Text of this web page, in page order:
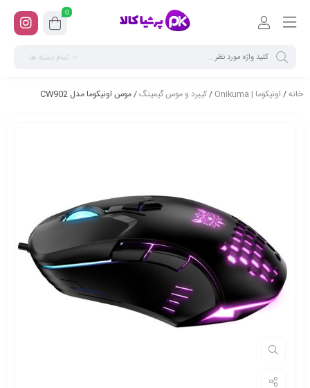
0
تمام دسته ها
خانه/ اونیکوما | Onikuma /کیبرد و موس گیمینگ/ موس اونیکوما مدل CW902